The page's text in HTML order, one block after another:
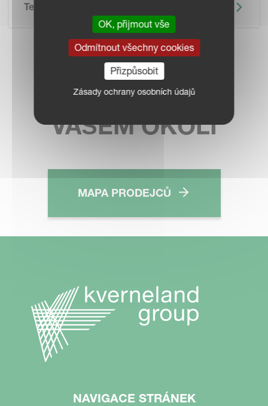
Technické Údaje
KONTAKTUJTE
PRODEJCE VE
VAŠEM OKOLÍ
MAPA PRODEJCŮ
NAVIGACE STRÁNEK
OK, přijmout vše
Odmítnout všechny cookies
Přizpůsobit
Zásady ochrany osobních údajů